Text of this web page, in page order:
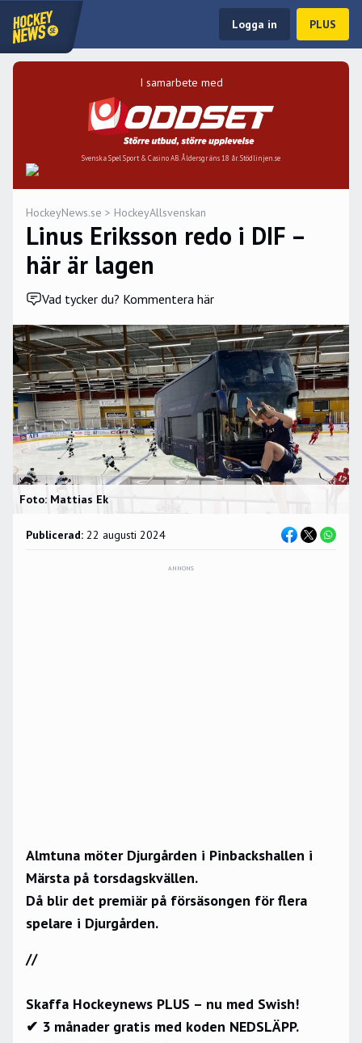
Logga in PLUS
I samarbete med
Svenska Spel Sport & Casino AB. Åldersgräns 18 år. Stödlinjen.se
HockeyNews.se > HockeyAllsvenskan
Linus Eriksson redo i DIF –
här är lagen
Vad tycker du? Kommentera här
Foto: Mattias Ek
Publicerad: 22 augusti 2024
ANNONS
Almtuna möter Djurgården i Pinbackshallen i
Märsta på torsdagskvällen.
Då blir det premiär på försäsongen för flera
spelare i Djurgården.
//
Skaffa Hockeynews PLUS – nu med Swish!
✔ 3 månader gratis med koden NEDSLÄPP.